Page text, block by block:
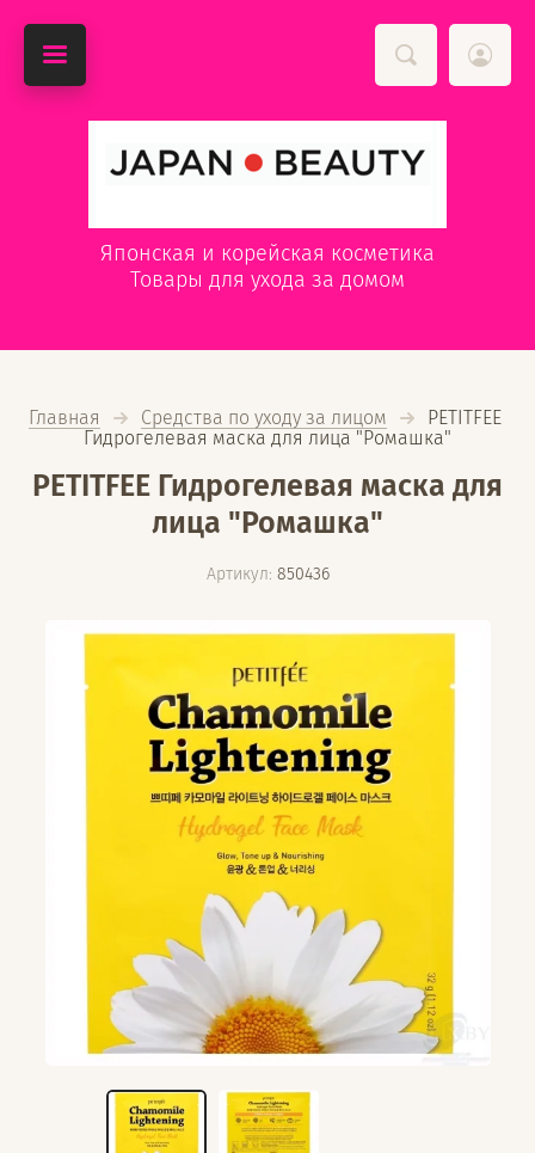
Японская и корейская косметика
Товары для ухода за домом
Главная Средства по уходу за лицом
  PETITFEE
Гидрогелевая маска для лица "Ромашка"
PETITFEE Гидрогелевая маска для
лица "Ромашка"
Артикул: 850436